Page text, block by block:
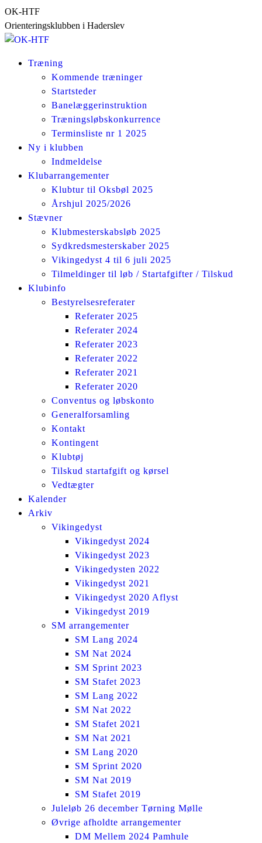
Skip
to
content
OK-HTF
Orienteringsklubben i Haderslev
Træning
Kommende træninger
Startsteder
Banelæggerinstruktion
Træningsløbskonkurrence
Terminsliste nr 1 2025
Ny i klubben
Indmeldelse
Klubarrangementer
Klubtur til Oksbøl 2025
Årshjul 2025/2026
Stævner
Klubmesterskabsløb 2025
Sydkredsmesterskaber 2025
Vikingedyst 4 til 6 juli 2025
Tilmeldinger til løb / Startafgifter / Tilskud
Klubinfo
Bestyrelsesreferater
Referater 2025
Referater 2024
Referater 2023
Referater 2022
Referater 2021
Referater 2020
Conventus og løbskonto
Generalforsamling
Kontakt
Kontingent
Klubtøj
Tilskud startafgift og kørsel
Vedtægter
Kalender
Arkiv
Vikingedyst
Vikingedyst 2024
Vikingedyst 2023
Vikingedysten 2022
Vikingedyst 2021
Vikingedyst 2020 Aflyst
Vikingedyst 2019
SM arrangementer
SM Lang 2024
SM Nat 2024
SM Sprint 2023
SM Stafet 2023
SM Lang 2022
SM Nat 2022
SM Stafet 2021
SM Nat 2021
SM Lang 2020
SM Sprint 2020
SM Nat 2019
SM Stafet 2019
Juleløb 26 december Tørning Mølle
Øvrige afholdte arrangementer
DM Mellem 2024 Pamhule